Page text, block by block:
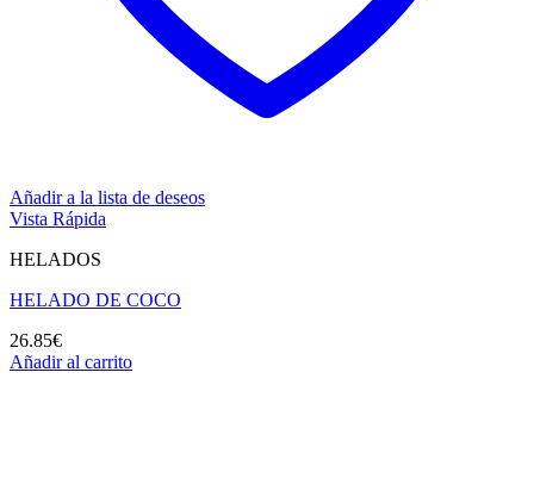
Añadir a la lista de deseos
Vista Rápida
HELADOS
HELADO DE COCO
26.85€
Añadir al carrito